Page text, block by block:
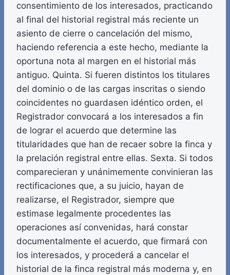
consentimiento de los interesados, practicando
al final del historial registral más reciente un
asiento de cierre o cancelación del mismo,
haciendo referencia a este hecho, mediante la
oportuna nota al margen en el historial más
antiguo. Quinta. Si fueren distintos los titulares
del dominio o de las cargas inscritas o siendo
coincidentes no guardasen idéntico orden, el
Registrador convocará a los interesados a fin
de lograr el acuerdo que determine las
titularidades que han de recaer sobre la finca y
la prelación registral entre ellas. Sexta. Si todos
comparecieran y unánimemente convinieran las
rectificaciones que, a su juicio, hayan de
realizarse, el Registrador, siempre que
estimase legalmente procedentes las
operaciones así convenidas, hará constar
documentalmente el acuerdo, que firmará con
los interesados, y procederá a cancelar el
historial de la finca registral más moderna y, en